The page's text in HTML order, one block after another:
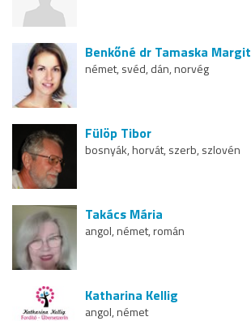
Benkőné dr Tamaska Margit
német, svéd, dán, norvég
Fülöp Tibor
bosnyák, horvát, szerb, szlovén
Takács Mária
angol, német, román
Katharina Kellig
angol, német